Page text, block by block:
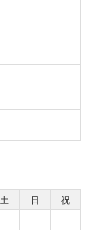
土 日
祝
― ―
―